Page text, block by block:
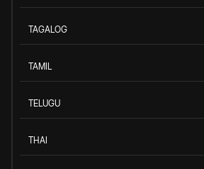
TAGALOG
TAMIL
TELUGU
THAI